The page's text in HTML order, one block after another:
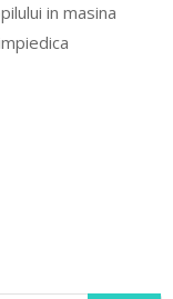
in masina